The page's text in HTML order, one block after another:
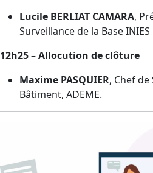
Lucile BERLIAT CAMARA,
Surveillance de la Base INIES
12h25–Allocution de clôture
Maxime PASQUIER, Chef de
Bâtiment, ADEME.